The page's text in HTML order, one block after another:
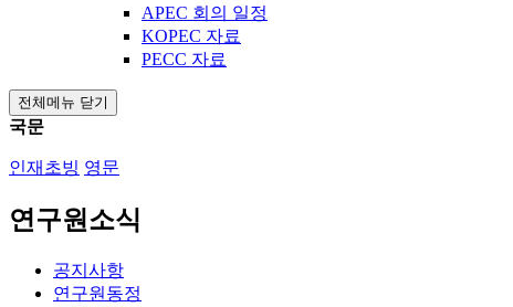
APEC 회의 일정
KOPEC 자료
PECC 자료
전체메뉴 닫기
국문
인재초빙 영문
연구원소식
공지사항
연구원동정